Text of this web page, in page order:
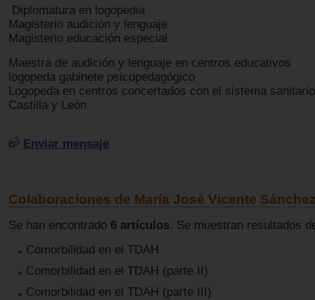
Diplomatura en logopedia
Magisterio audición y lenguaje
Magisterio educación especial
Maestra de audición y lenguaje en centros educativos
logopeda gabinete psicopedagógico
Logopeda en centros concertados con el sistema
Castilla y León
Enviar mensaje
Colaboraciones de María José Vicente
Se han encontrado 6 artículos. Se muestran resultados
Comorbilidad en el TDAH
Comorbilidad en el TDAH (parte II)
Comorbilidad en el TDAH (parte III)